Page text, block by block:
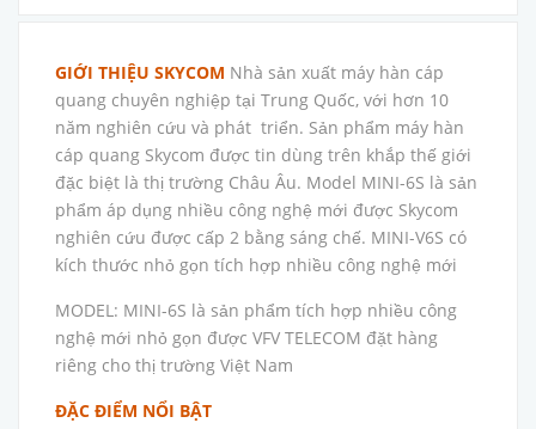
GIỚI THIỆU SKYCOM Nhà sản xuất máy hàn cáp
quang chuyên nghiệp tại Trung Quốc, với hơn 10
năm nghiên cứu và phát triển. Sản phẩm máy hàn
cáp quang Skycom được tin dùng trên khắp thế giới
đặc biệt là thị trường Châu Âu. Model MINI-6S là sản
phẩm áp dụng nhiều công nghệ mới được Skycom
nghiên cứu được cấp 2 bằng sáng chế. MINI-V6S có
kích thước nhỏ gọn tích hợp nhiều công nghệ mới
MODEL: MINI-6S là sản phẩm tích hợp nhiều công
nghệ mới nhỏ gọn được VFV TELECOM đặt hàng
riêng cho thị trường Việt Nam
ĐẶC ĐIỂM NỔI BẬT